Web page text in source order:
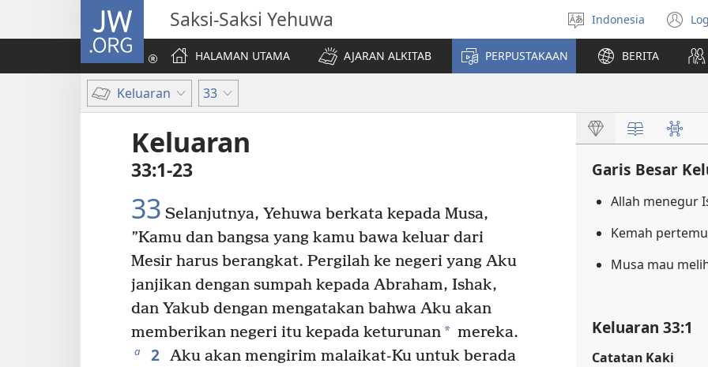
JW.ORG Saksi-Saksi Yehuwa
Pilih
bahasa
Indonesia
di
HALAMAN UTAMA
AJARAN ALKITAB PERPUSTAKAAN BERITA
Keluaran 33
Keluaran
33:1-23
33 Selanjutnya, Yehuwa berkata kepada Musa,
”Kamu dan bangsa yang kamu bawa keluar dari
Mesir harus berangkat. Pergilah ke negeri yang Aku
janjikan dengan sumpah kepada Abraham, Ishak,
dan Yakub dengan mengatakan bahwa Aku akan
memberikan negeri itu kepada keturunan* mereka.
a 2 Aku akan mengirim malaikat-Ku untuk berada
Garis Besar
Allah menegur
Kemah
Musa mau
Keluaran 33:1
Catatan Kaki